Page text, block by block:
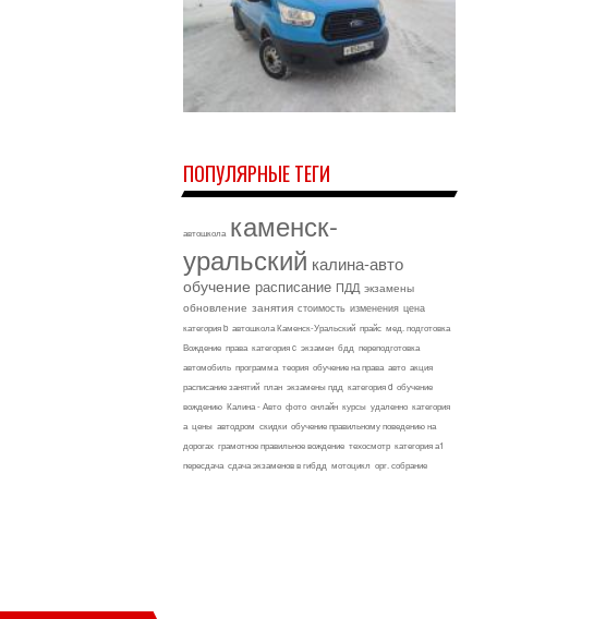
ПОПУЛЯРНЫЕ ТЕГИ
автошкола каменск-
уральский калина-авто
обучение расписание ПДД экзамены
обновление занятия стоимость изменения цена
категория b автошкола Каменск-Уральский прайс мед. подготовка
Вождение права категория c экзамен бдд переподготовка
автомобиль программа теория обучение на права авто акция
расписание занятий план экзамены пдд категория d обучение
вождению Калина - Авто фото онлайн курсы удаленно категория
а цены автодром скидки обучение правильному поведению на
дорогах грамотное правильное вождение техосмотр категория а1
пересдача сдача экзаменов в гибдд мотоцикл орг. собрание